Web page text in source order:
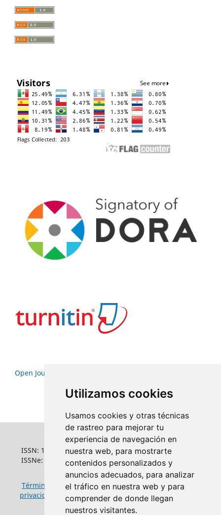
Utilizamos cookies
Usamos cookies y otras técnicas
de rastreo para mejorar tu
experiencia de navegación en
nuestra web, para mostrarte
contenidos personalizados y
anuncios adecuados, para analizar
el tráfico en nuestra web y para
comprender de donde llegan
nuestros visitantes.
Open Journal Systems
ISSN: 1022-6508
ISSNe: 1681-5653
Términos y condiciones de uso|Política de
privacidad
Política de cookies